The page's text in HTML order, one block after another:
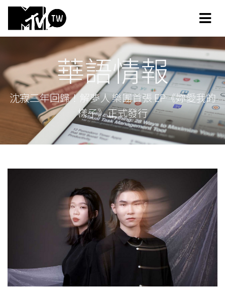
華語情報
沈寂三年回歸！解夢人 樂團首張 EP《妳愛我的
樣子》正式發行